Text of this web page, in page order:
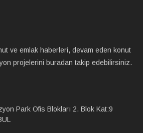
ve emlak haberleri, devam eden konut
projelerini buradan takip edebilirsiniz.
Park Ofis Blokları 2. Blok Kat:9